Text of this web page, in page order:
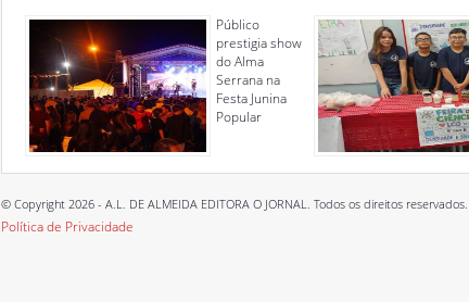
Público
prestigia show
do Alma
Serrana na
Festa Junina
Popular
© Copyright 2026 - A.L. DE ALMEIDA EDITORA O JORNAL. Todos os direitos
Política de Privacidade